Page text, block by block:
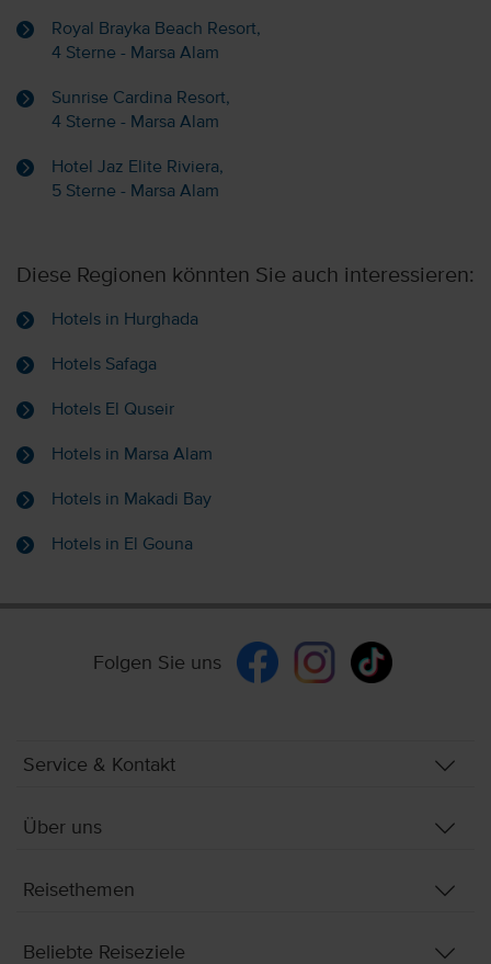
Royal Brayka Beach Resort,
4 Sterne - Marsa Alam
Sunrise Cardina Resort,
4 Sterne - Marsa Alam
Hotel Jaz Elite Riviera,
5 Sterne - Marsa Alam
Diese Regionen könnten Sie auch interessieren:
Hotels in Hurghada
Hotels Safaga
Hotels El Quseir
Hotels in Marsa Alam
Hotels in Makadi Bay
Hotels in El Gouna
Folgen Sie uns
Service & Kontakt
Über uns
Reisethemen
Beliebte Reiseziele